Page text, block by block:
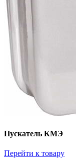
Пускатель КМЭ
Перейти к товару